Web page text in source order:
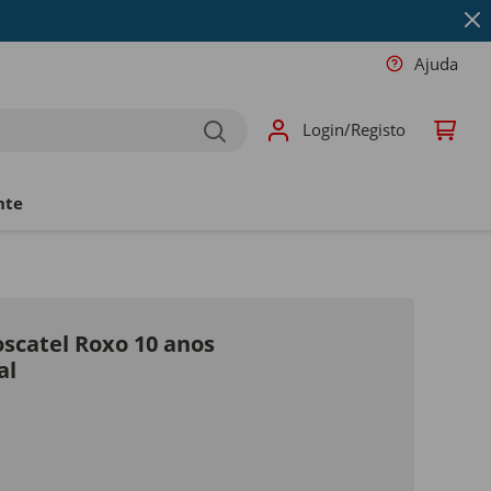
Ajuda
Login/Registo
Roxo 10 anos